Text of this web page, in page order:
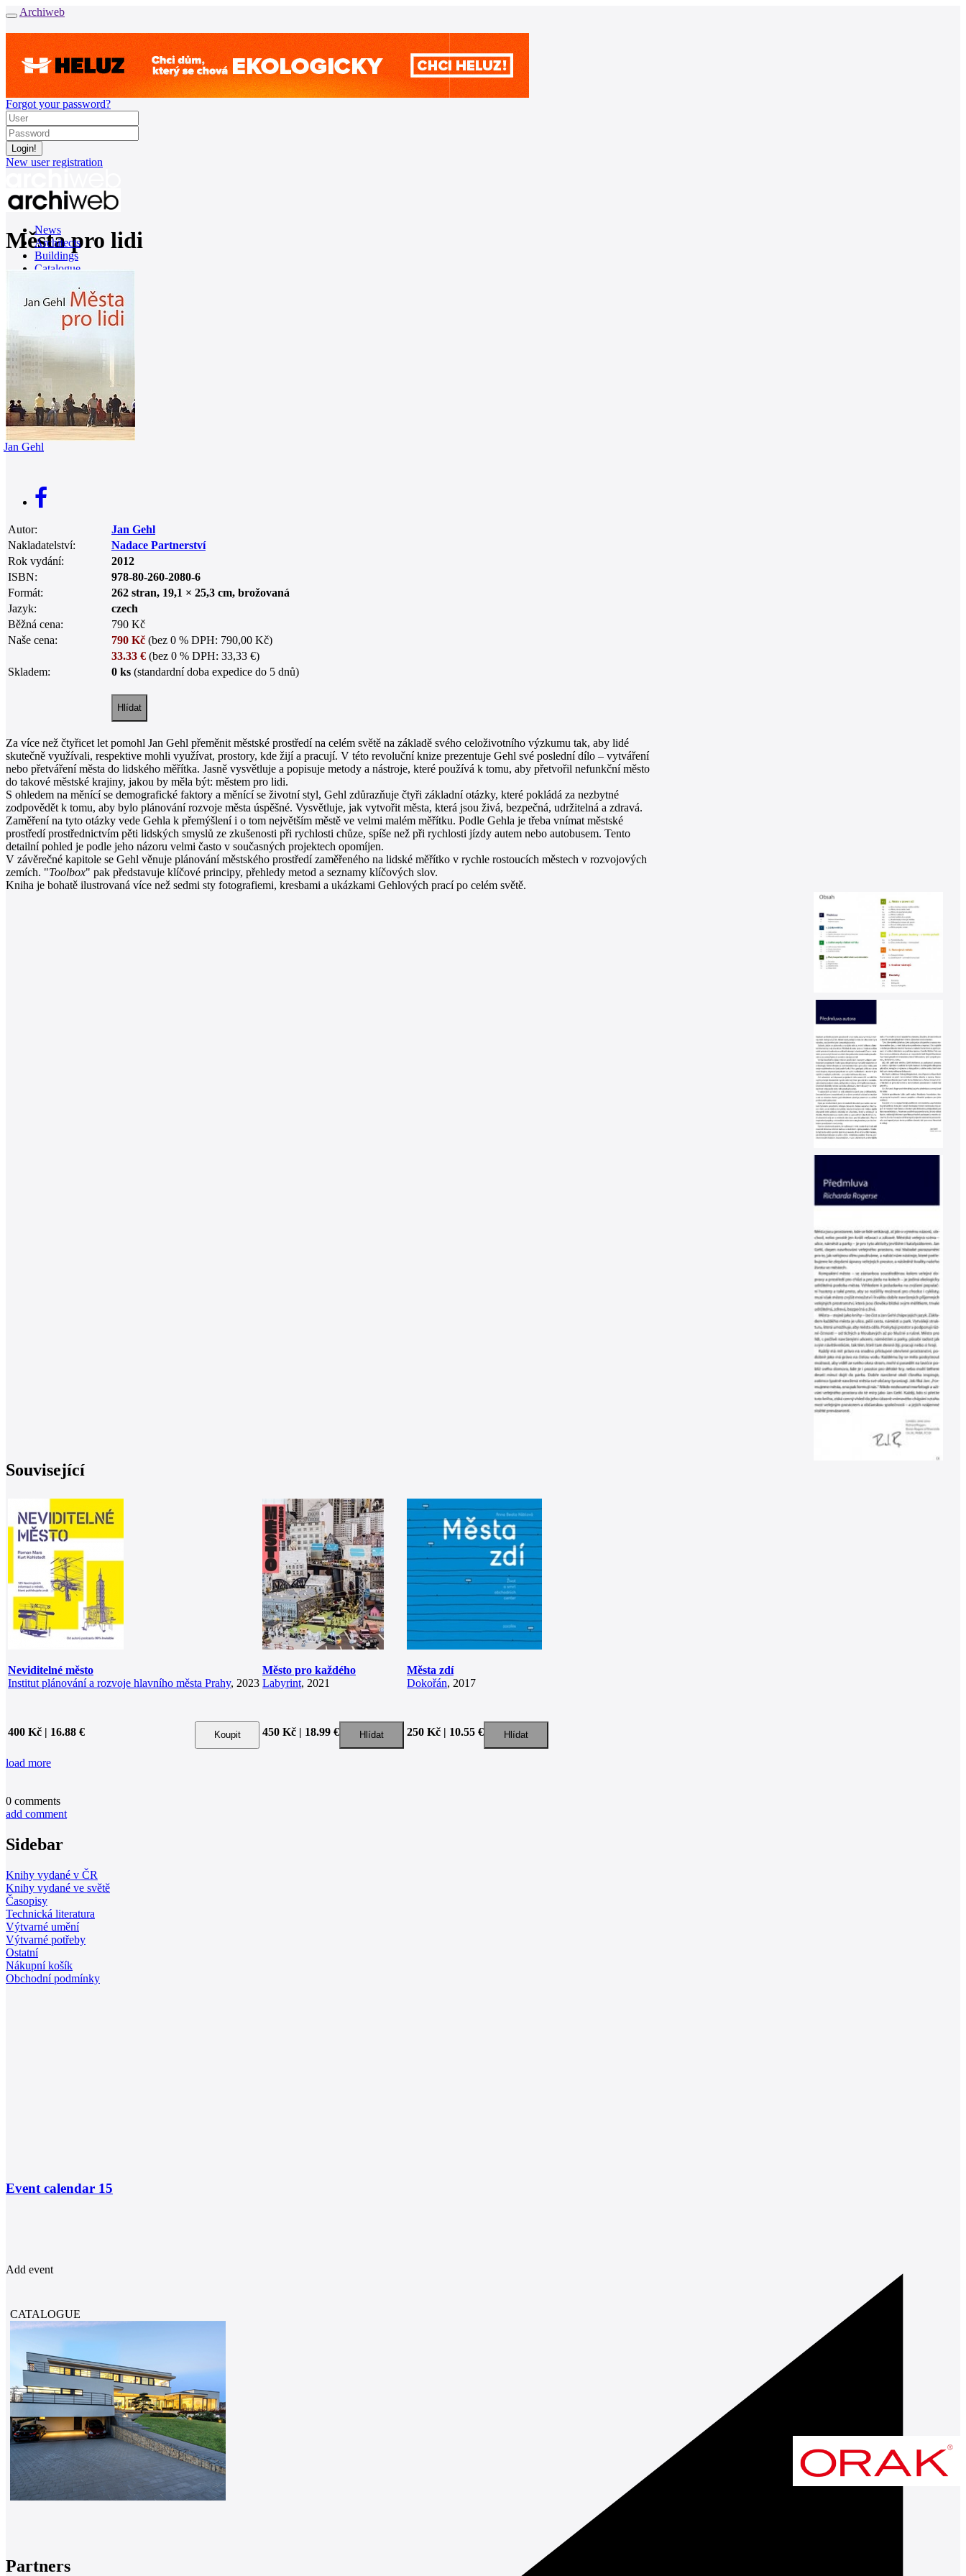
Archiweb
Forgot your password?
New user registration
News
Architects
Buildings
Catalogue
Job find157
0
Města pro lidi
Jan Gehl
Autor:
Jan Gehl
Nakladatelství:
Nadace Partnerství
Rok vydání:
2012
ISBN:
978-80-260-2080-6
Formát:
262 stran, 19,1 × 25,3 cm, brožovaná
Jazyk:
czech
Běžná cena:
790 Kč
Naše cena:
790 Kč (bez 0 % DPH: 790,00 Kč)
33.33 € (bez 0 % DPH: 33,33 €)
Skladem:
0 ks (standardní doba expedice do 5 dnů)
Za více než čtyřicet let pomohl Jan Gehl přeměnit městské prostředí na celém světě na základě svého celoživotního výzkumu tak, aby lidé
skutečně využívali, respektive mohli využívat, prostory, kde žijí a pracují. V této revoluční knize prezentuje Gehl své poslední dílo – vytváření
nebo přetváření města do lidského měřítka. Jasně vysvětluje a popisuje metody a nástroje, které používá k tomu, aby přetvořil nefunkční město
do takové městské krajiny, jakou by měla být: městem pro lidi.
S ohledem na měnící se demografické faktory a měnící se životní styl, Gehl zdůrazňuje čtyři základní otázky, které pokládá za nezbytné
zodpovědět k tomu, aby bylo plánování rozvoje města úspěšné. Vysvětluje, jak vytvořit města, která jsou živá, bezpečná, udržitelná a zdravá.
Zaměření na tyto otázky vede Gehla k přemýšlení i o tom největším městě ve velmi malém měřítku. Podle Gehla je třeba vnímat městské
prostředí prostřednictvím pěti lidských smyslů ze zkušenosti při rychlosti chůze, spíše než při rychlosti jízdy autem nebo autobusem. Tento
detailní pohled je podle jeho názoru velmi často v současných projektech opomíjen.
V závěrečné kapitole se Gehl věnuje plánování městského prostředí zaměřeného na lidské měřítko v rychle rostoucích městech v rozvojových
zemích. "Toolbox" pak představuje klíčové principy, přehledy metod a seznamy klíčových slov.
Kniha je bohatě ilustrovaná více než sedmi sty fotografiemi, kresbami a ukázkami Gehlových prací po celém světě.
Související
Neviditelné město
Institut plánování a rozvoje hlavního města Prahy, 2023
400 Kč | 16.88 €
Město pro každého
Labyrint, 2021
450 Kč | 18.99 €
Města zdí
Dokořán, 2017
250 Kč | 10.55 €
load more
0 comments
add comment
Sidebar
Knihy vydané v ČR
Knihy vydané ve světě
Časopisy
Technická literatura
Výtvarné umění
Výtvarné potřeby
Ostatní
Nákupní košík
Obchodní podmínky
Event calendar 15
Add event
CATALOGUE
Partners